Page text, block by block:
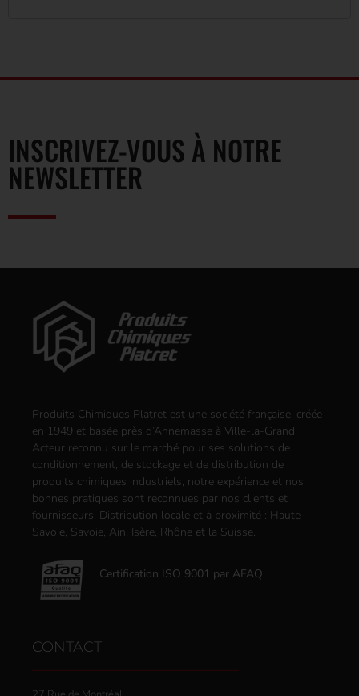
INSCRIVEZ-VOUS À NOTRE
NEWSLETTER
Produits Chimiques Platret est une société française, créée
en 1949 et basée près d’Annemasse à Ville-la-Grand.
Acteur reconnu sur le marché pour ses solutions de
conditionnement, de stockage et de distribution de
produits chimiques industriels, notre expérience et nos
bonnes pratiques sont reconnues par nos clients et
fournisseurs. Distribution locale et à proximité : Haute-
Savoie, Savoie, Ain, Isère, Rhône et la Suisse.
Certification ISO 9001 par AFAQ
CONTACT